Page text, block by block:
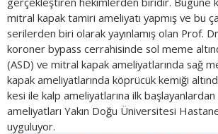
mitral kapak tamiri ameliyatı yapmış ve bu
serilerden biri olarak yayınlamış olan Prof.
koroner bypass cerrahisinde sol meme
(ASD) ve mitral kapak ameliyatlarında sağ
kapak ameliyatlarında köprücük kemiği
kesi ile kalp ameliyatlarına ilk
ameliyatları Yakın Doğu Üniversitesi
uyguluyor.